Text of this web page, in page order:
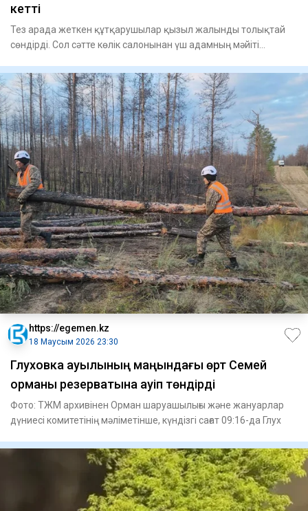
кетті
Тез арада жеткен құтқарушылар қызыл жалынды толықтай
сөндірді. Сол сәтте көлік салонынан үш адамның мәйіті
https://egemen.kz
18 Маусым 2026 23:30
Глуховка ауылының маңындағы өрт Семей
орманы резерватына қауіп төндірді
Фото: ТЖМ архивінен Орман шаруашылығы және жануарлар
дүниесі комитетінің мәліметінше, күндізгі сағат 09:16-да Глух